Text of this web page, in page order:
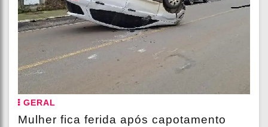
GERAL
Mulher fica ferida após capotamento